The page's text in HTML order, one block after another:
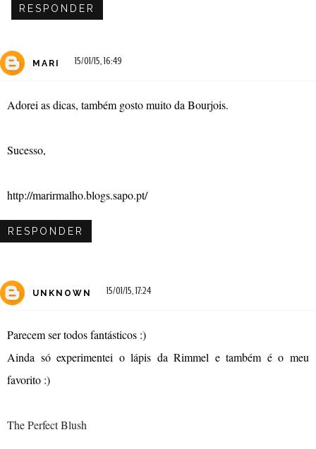
RESPONDER
MARI 15/01/15, 16:49
Adorei as dicas, também gosto muito da Bourjois.
Sucesso,
http://marirmalho.blogs.sapo.pt/
RESPONDER
UNKNOWN 15/01/15, 17:24
Parecem ser todos fantásticos :)
Ainda só experimentei o lápis da Rimmel e também é o meu
favorito :)
The Perfect Blush